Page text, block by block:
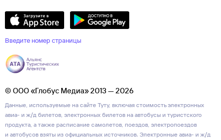
Введите номер страницы
© ООО «Глобус Медиа» 2013 — 2026
Данные, используемые на сайте Туту, включая стоимость электронных
авиа- и ж/д билетов, электронных билетов на автобусы и туристского
продукта, а также расписание самолетов, поездов, электропоездов
и автобусов взяты из официальных источников. Электронные авиа- и ж/д